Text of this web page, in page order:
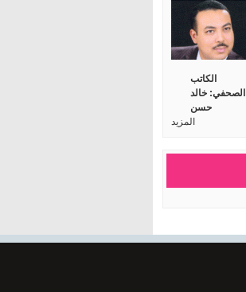
الكاتب
الصحفي: خالد
حسن
المزيد